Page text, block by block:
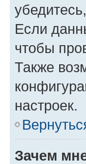
Если
чтобы
Также
настроек.
Зачем